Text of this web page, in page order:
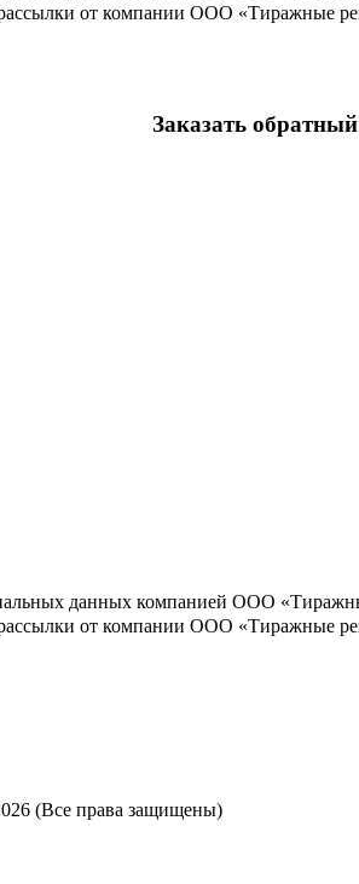
от компании ООО «Тиражные
Заказать
данных компанией ООО
от компании ООО «Тиражные
(Все права защищены)